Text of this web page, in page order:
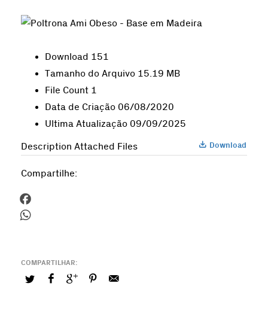
Download 151
Tamanho do Arquivo 15.19 MB
File Count 1
Data de Criação 06/08/2020
Ultima Atualização 09/09/2025
Download
Description Attached Files
Compartilhe: